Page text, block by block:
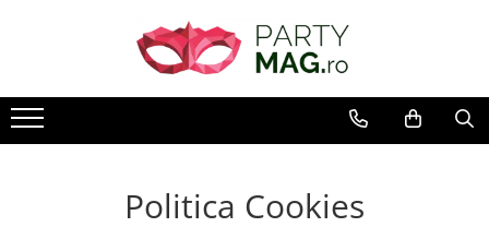
Articole Petrecere
Accesorii Masa
Farfurii
Baloane Latex
Baloane Folie
Costume Carnaval
Costume Carnaval Copii
Costume Carnaval baieti
Accesorii Carnaval
Accesorii
Palarii
Coroane si Bentite
Perne Plus
Petreceri Tematice
Petreceri Baieti
Petrecere Dinozauri
Patrula Catelusilor
Decoratiuni
Baloane
Costume CraciunPolitica Cookies